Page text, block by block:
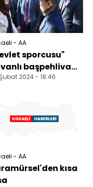
- AA
sporcusu"
başpehlivan
Demir, son
2024 - 18:46
- AA
kısa